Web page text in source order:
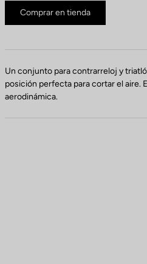
Comprar en tienda
Un conjunto para contrarreloj y
posición perfecta para cortar el aire.
aerodinámica.